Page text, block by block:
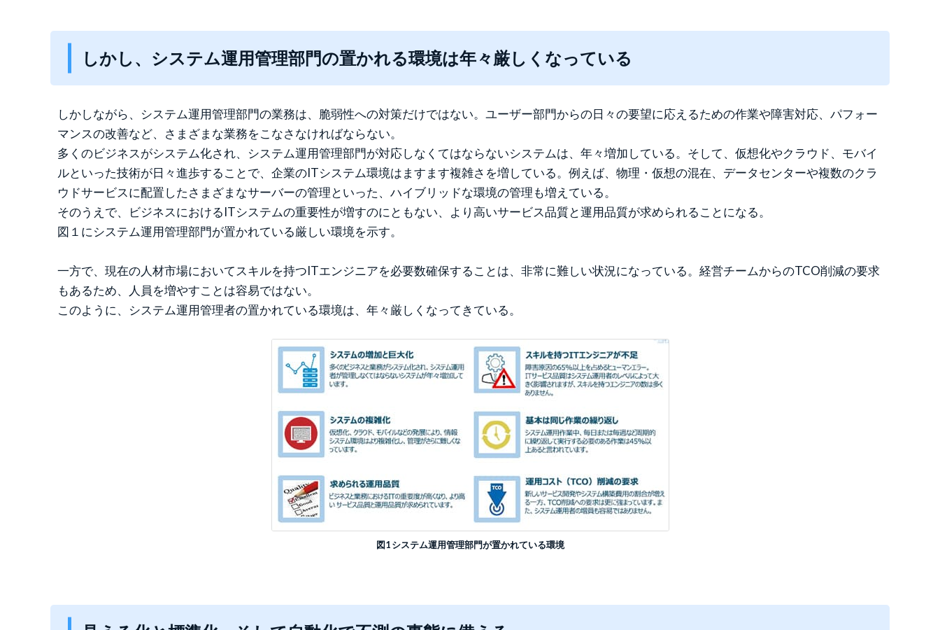
しかし、システム運用管理部門の置かれる環境は年々厳しくなっている
しかしながら、システム運用管理部門の業務は、脆弱性への対策だけではない。ユーザー部門からの日々の要望に応えるための作業や障害対応、パフォー
マンスの改善など、さまざまな業務をこなさなければならない。
多くのビジネスがシステム化され、システム運用管理部門が対応しなくてはならないシステムは、年々増加している。そして、仮想化やクラウド、モバイ
ルといった技術が日々進歩することで、企業のITシステム環境はますます複雑さを増している。例えば、物理・仮想の混在、データセンターや複数のクラ
ウドサービスに配置したさまざまなサーバーの管理といった、ハイブリッドな環境の管理も増えている。
そのうえで、ビジネスにおけるITシステムの重要性が増すのにともない、より高いサービス品質と運用品質が求められることになる。
図１にシステム運用管理部門が置かれている厳しい環境を示す。
一方で、現在の人材市場においてスキルを持つITエンジニアを必要数確保することは、非常に難しい状況になっている。経営チームからのTCO削減の要求
もあるため、人員を増やすことは容易ではない。
このように、システム運用管理者の置かれている環境は、年々厳しくなってきている。
図1 システム運用管理部門が置かれている環境